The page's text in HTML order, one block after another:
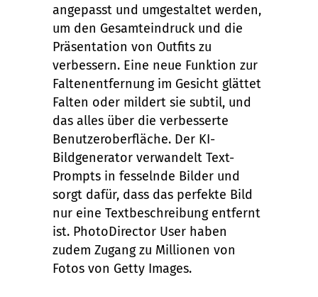
angepasst und umgestaltet werden,
um den Gesamteindruck und die
Präsentation von Outfits zu
verbessern. Eine neue Funktion zur
Faltenentfernung im Gesicht glättet
Falten oder mildert sie subtil, und
das alles über die verbesserte
Benutzeroberfläche. Der KI-
Bildgenerator verwandelt Text-
Prompts in fesselnde Bilder und
sorgt dafür, dass das perfekte Bild
nur eine Textbeschreibung entfernt
ist. PhotoDirector User haben
zudem Zugang zu Millionen von
Fotos von Getty Images.